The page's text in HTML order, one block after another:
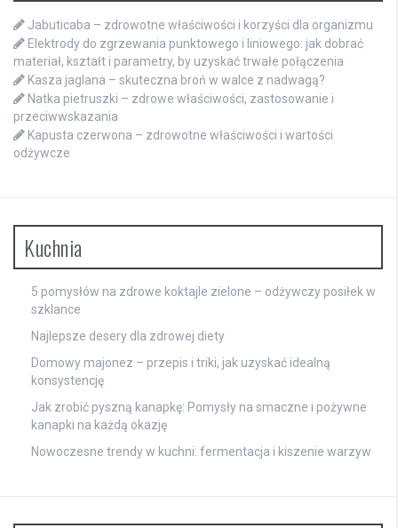
Jabuticaba – zdrowotne właściwości i korzyści dla organizmu
Elektrody do zgrzewania punktowego i liniowego: jak dobrać
materiał, kształt i parametry, by uzyskać trwałe połączenia
Kasza jaglana – skuteczna broń w walce z nadwagą?
Natka pietruszki – zdrowe właściwości, zastosowanie i
przeciwwskazania
Kapusta czerwona – zdrowotne właściwości i wartości
odżywcze
Kuchnia
5 pomysłów na zdrowe koktajle zielone – odżywczy posiłek w
szklance
Najlepsze desery dla zdrowej diety
Domowy majonez – przepis i triki, jak uzyskać idealną
konsystencję
Jak zrobić pyszną kanapkę: Pomysły na smaczne i pożywne
kanapki na każdą okazję
Nowoczesne trendy w kuchni: fermentacja i kiszenie warzyw